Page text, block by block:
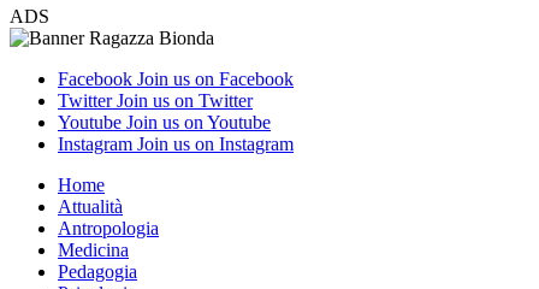
ADS
Facebook Join us on Facebook
Twitter Join us on Twitter
Youtube Join us on Youtube
Instagram Join us on Instagram
Home
Attualità
Antropologia
Medicina
Pedagogia